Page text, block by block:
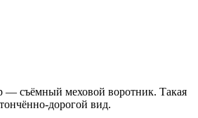
— съёмный меховой воротник. Такая
дорогой вид.